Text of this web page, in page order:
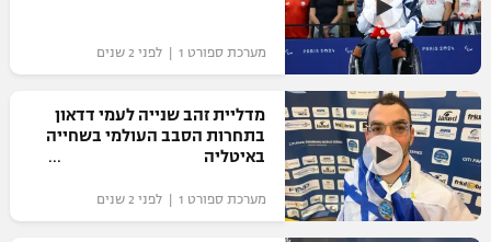
המגזין
מערכת ספורט 1 | לפני 2 שנים
מדליית זהב שנייה לעמי דדאון
בתחרות הסבב העולמי בשחייה
באיטליה
מערכת ספורט 1 | לפני 2 שנים